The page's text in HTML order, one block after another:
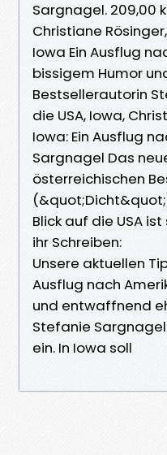
Sargnagel. 209,00
Christiane
Iowa Ein Ausflug
bissigem Humor
Bestsellerautorin
die USA, Iowa,
Iowa: Ein Ausflug
Sargnagel Das
österreichischen
Blick auf die USA
ihr Schreiben:
Unsere aktuellen
Ausflug nach
und entwaffnend
Stefanie Sargnagel
ein. In Iowa soll